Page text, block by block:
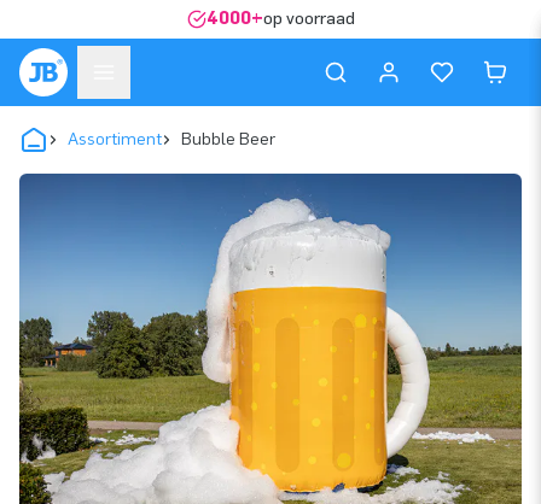
4000+op voorraad
Assortiment Bubble Beer